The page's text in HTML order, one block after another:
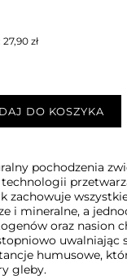
zł
:) DO KOSZYKA
pochodzenia
zachowuje
i mineralne, a
oraz nasion
uwalniając
humusowe,
gleby.